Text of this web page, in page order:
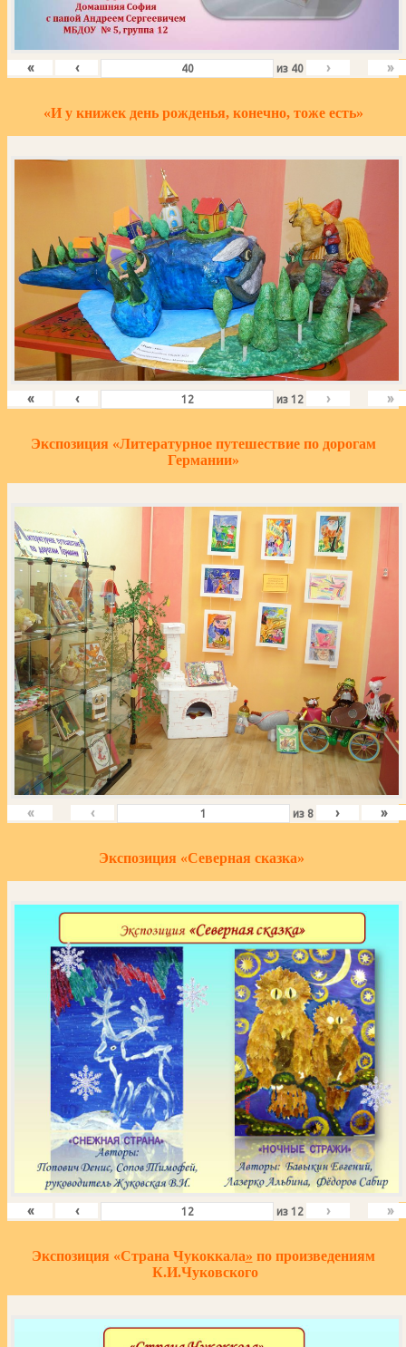
« ‹ из 40 › »
«И у книжек день рожденья, конечно, тоже есть»
« ‹ из12 › »
Экспозиция «Литературное путешествие по дорогам
Германии»
« ‹ из 8 › »
Экспозиция «Северная сказка»
« ‹ из12 › »
Экспозиция «Страна Чукоккала» по произведениям
К.И.Чуковского